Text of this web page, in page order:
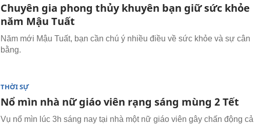
Chuyên gia phong thủy khuyên bạn giữ sức khỏe
năm Mậu Tuất
Năm mới Mậu Tuất, bạn cần chú ý nhiều điều về sức khỏe và sự cân
bằng.
THỜI SỰ
Nổ mìn nhà nữ giáo viên rạng sáng mùng 2 Tết
Vụ nổ mìn lúc 3h sáng nay tại nhà một nữ giáo viên gây chấn động cả